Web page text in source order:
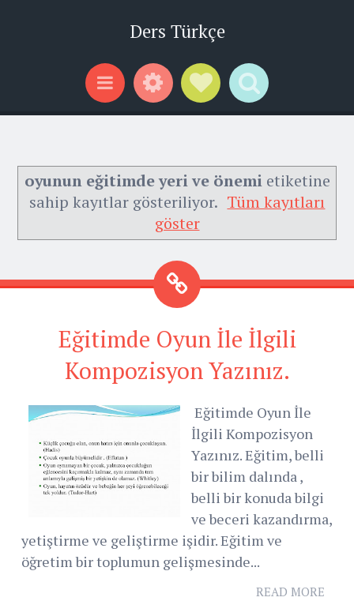
Ders Türkçe
Menu WidgetsSocial Links
Search
oyunun eğitimde yeri ve önemietiketine
sahip kayıtlar gösteriliyor. Tüm kayıtları
göster
Eğitimde Oyun İle İlgili
Kompozisyon Yazınız.
Eğitimde Oyun İle
İlgili Kompozisyon
Yazınız. Eğitim, belli
bir bilim dalında ,
belli bir konuda bilgi
ve beceri kazandırma,
yetiştirme ve geliştirme işidir. Eğitim ve
öğretim bir toplumun gelişmesinde...
READ MORE